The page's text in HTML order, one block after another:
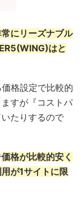
にリーズナブル
はと
格設定で比較的
すが『コストパ
たりするので
価格が比較的安く
が1サイトに限